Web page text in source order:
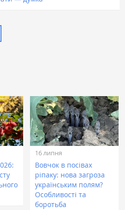
16 липня
Вовчок в посівах
ріпаку: нова загроза
українським полям?
Особливості та
боротьба